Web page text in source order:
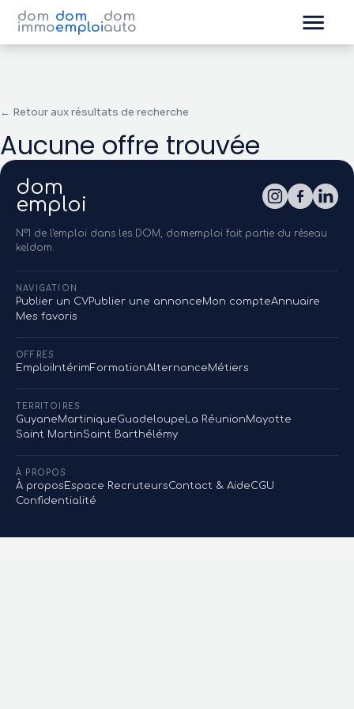
dom
immo
dom
emploi
dom
auto
← Retour aux résultats de recherche
Aucune offre trouvée
dom
emploi
N°1 de l'emploi dans les DOM, domemploi fait partie du réseau
keldom.
NAVIGATION
Publier un CVPublier une annonceMon compteAnnuaire
Mes favoris
OFFRES
EmploiIntérimFormationAlternanceMétiers
TERRITOIRES
GuyaneMartiniqueGuadeloupe La RéunionMayotte
Saint MartinSaint Barthélémy
À PROPOS
À propos Espace RecruteursContact & AideCGU
Confidentialité